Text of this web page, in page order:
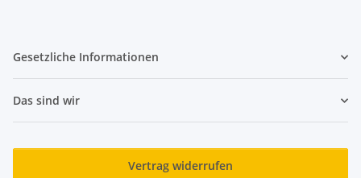
Gesetzliche Informationen
Das sind wir
Vertrag widerrufen